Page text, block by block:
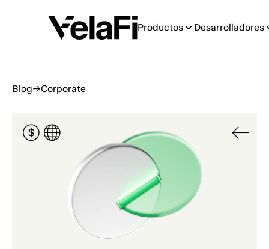
Productos Desarrolladores
Blog→Corporate